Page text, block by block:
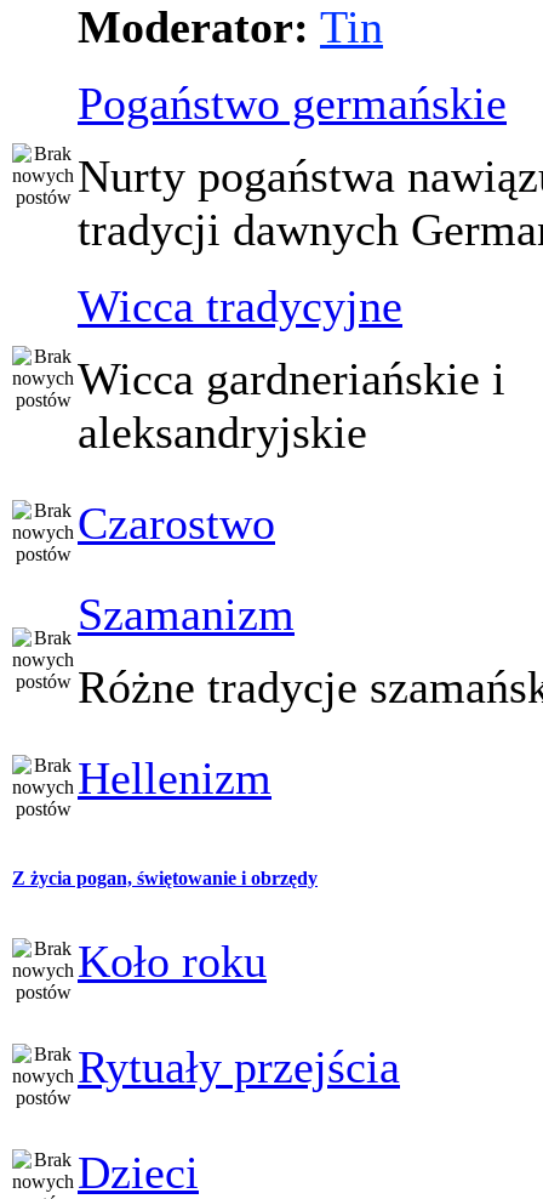
Moderator: Tin
Pogaństwo germańskie
Nurty pogaństwa
tradycji dawnych
Wicca tradycyjne
Wicca gardneriańskie i
aleksandryjskie
Czarostwo
Szamanizm
Różne tradycje
Hellenizm
Z życia pogan, świętowanie i obrzędy
Koło roku
Rytuały przejścia
Dzieci